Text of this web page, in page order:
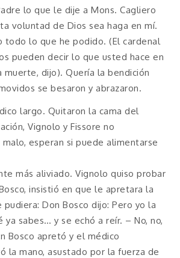
lo que le dije a Mons. Cagliero
voluntad de Dios sea haga en mí.
todo lo que he podido. (El cardenal
pueden decir lo que usted hace en
dijo). Quería la bendición
se besaron y abrazaron.
largo. Quitaron la cama del
Vignolo y Fissore no
esperan si puede alimentarse
más aliviado. Vignolo quiso probar
insistió en que le apretara la
Don Bosco dijo: Pero yo la
ya sabes… y se echó a reír. – No, no,
Bosco apretó y el médico
la mano, asustado por la fuerza de